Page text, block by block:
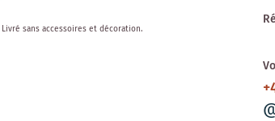
Livré sans accessoires et décoration.